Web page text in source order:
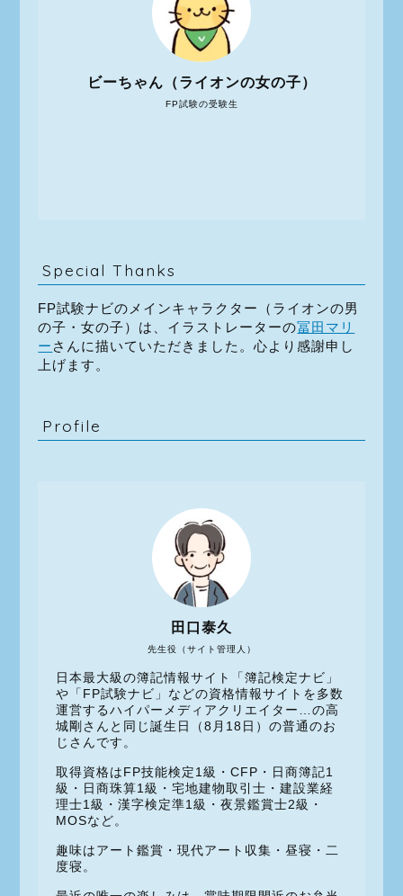
FP試験の受験生
ビーちゃん（ライオンの女の子）
Special Thanks
FP試験ナビのメインキャラクター（ライオンの男
の子・女の子）は、イラストレーターの冨田マリ
ー さんに描いていただきました。心より感謝申し
上げます。
Profile
先生役（サイト管理人）
田口泰久
日本最大級の簿記情報サイト「簿記検定ナビ」
や「FP試験ナビ」などの資格情報サイトを多数
運営するハイパーメディアクリエイター…の高
城剛さんと同じ誕生日（8月18日）の普通のお
じさんです。
取得資格はFP技能検定1級・CFP・日商簿記1
級・日商珠算1級・宅地建物取引士・建設業経
理士1級・漢字検定準1級・夜景鑑賞士2級・
MOSなど。
趣味はアート鑑賞・現代アート収集・昼寝・二
度寝。